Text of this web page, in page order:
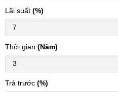
Lãi suất (%)
Thời gian (Năm)
Trả trước (%)